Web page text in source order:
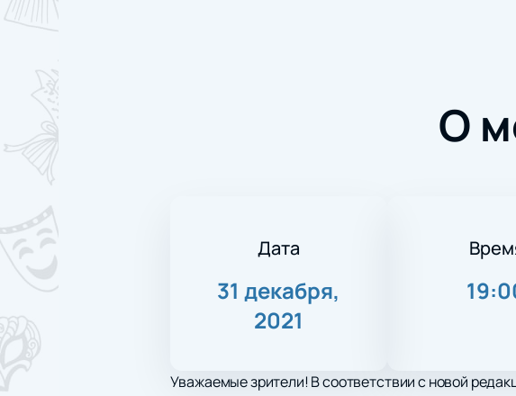
О
Дата
31 декабря,
2021
Уважаемые зрители! В соответствии с новой